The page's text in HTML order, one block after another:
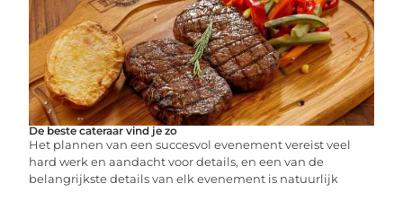
De beste cateraar vind je zo
Het plannen van een succesvol evenement vereist veel
hard werk en aandacht voor details, en een van de
belangrijkste details van elk evenement is natuurlijk